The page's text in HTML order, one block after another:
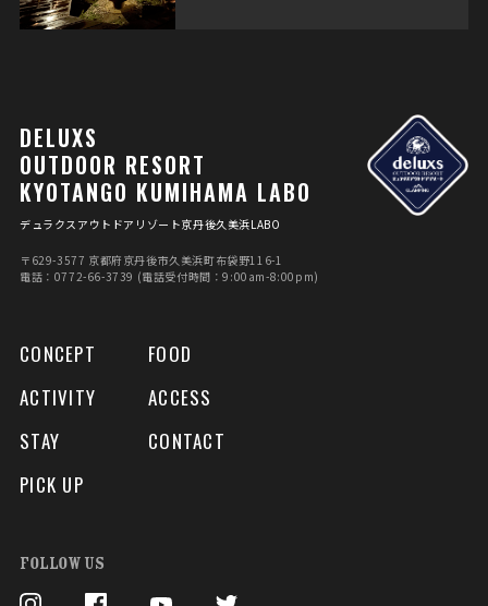
DELUXS
OUTDOOR RESORT
KYOTANGO KUMIHAMA LABO
デュラクスアウトドアリゾート京丹後久美浜LABO
〒629-3577 京都府京丹後市久美浜町布袋野116-1
電話：0772-66-3739 (電話受付時間：9:00am-8:00pm)
CONCEPT
ACTIVITY
STAY
PICK UP
FOOD
ACCESS
CONTACT
FOLLOW US